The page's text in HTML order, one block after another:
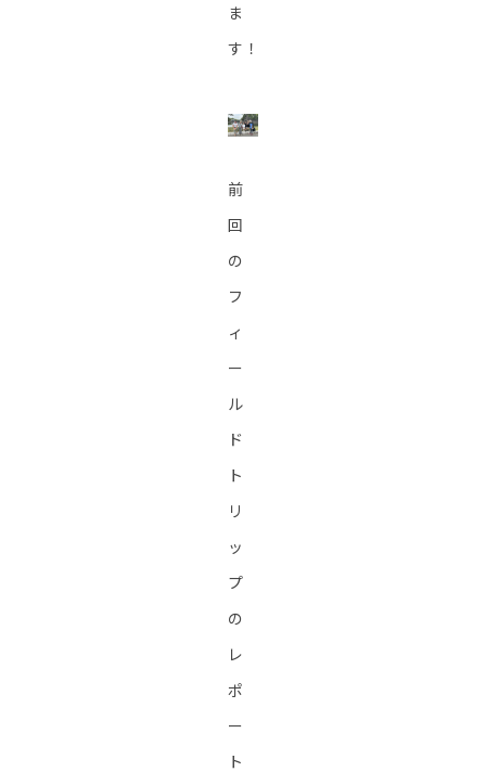
ま
す！
前
回
の
フ
ィ
ー
ル
ド
ト
リ
ッ
プ
の
レ
ポ
ー
ト